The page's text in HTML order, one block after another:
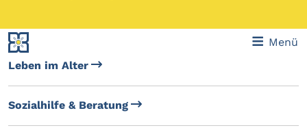
Menü
Leben im Alter
Sozialhilfe & Beratung